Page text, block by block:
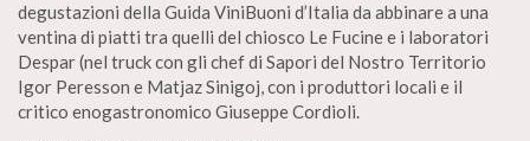
degustazioni della Guida ViniBuoni d’Italia da abbinare a una
ventina di piatti tra quelli del chiosco Le Fucine e i laboratori
Despar (nel truck con gli chef di Sapori del Nostro Territorio
Igor Peresson e Matjaz Sinigoj, con i produttori locali e il
critico enogastronomico Giuseppe Cordioli.